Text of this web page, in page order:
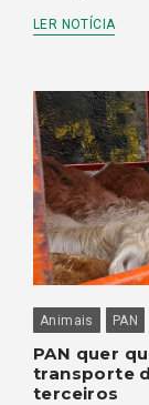
LER NOTÍCIA
Animais PAN
PAN quer
transporte
terceiros